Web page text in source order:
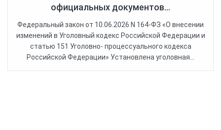
официальных документов...
Федеральный закон от 10.06.2026 N 164-ФЗ «О внесении
изменений в Уголовный кодекс Российской Федерации и
статью 151 Уголовно- процессуального кодекса
Российской Федерации» Установлена уголовная...